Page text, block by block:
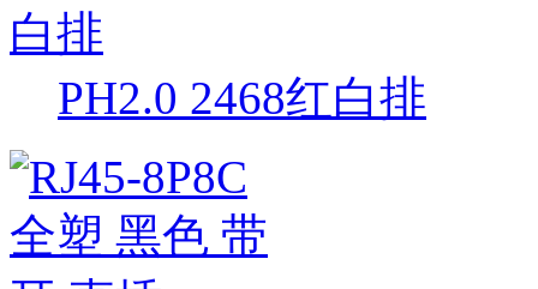
PH2.0 2468红白排